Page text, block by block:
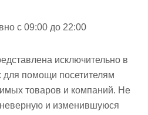
с 09:00 до 22:00
исключительно в
для помощи посетителям
товаров и компаний. Не
и изменившуюся